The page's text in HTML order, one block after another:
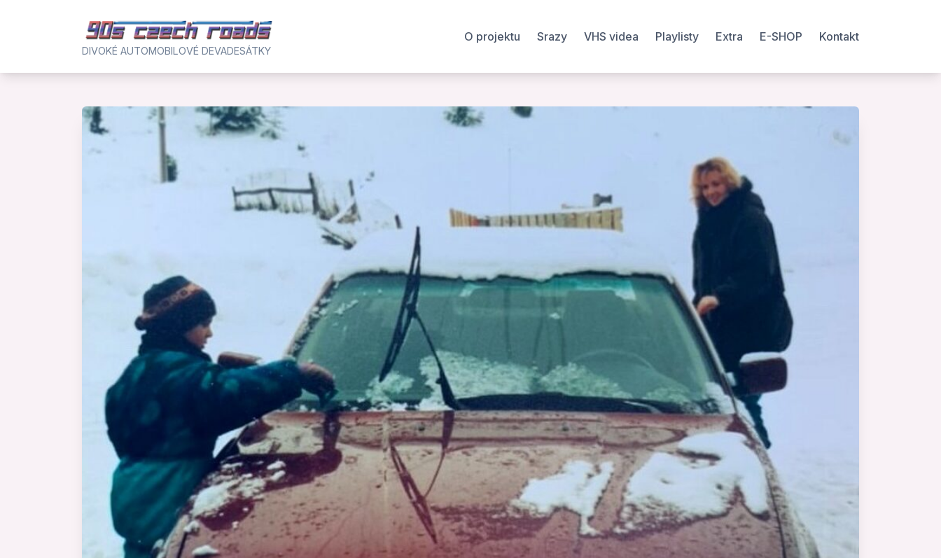
DIVOKÉ AUTOMOBILOVÉ DEVADESÁTKY
O projektu Srazy VHS videa Playlisty Extra E-SHOP Kontakt